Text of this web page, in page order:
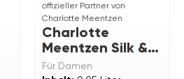
offizieller Partner von
Charlotte Meentzen
Charlotte
Meentzen Silk &
Pure Klärende
Für Damen